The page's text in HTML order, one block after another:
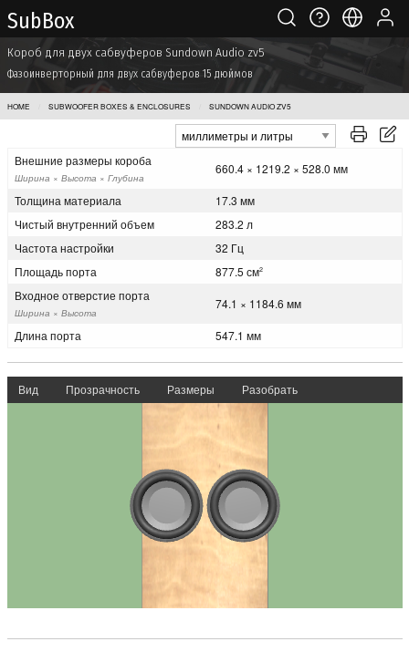
Sub Box
Короб для двух сабвуферов Sundown Audio zv5
Фазоинверторный для двух сабвуферов 15 дюймов
HOME SUBWOOFER BOXES & ENCLOSURES SUNDOWN AUDIO ZV5
Внешние размеры короба
Ширина × Высота × Глубина
660.4 × 1219.2 × 528.0 мм
Толщина материала
17.3 мм
Чистый внутренний объем
283.2 л
Частота настройки
32 Гц
Площадь порта
877.5 см2
Входное отверстие порта
Ширина × Высота
74.1 × 1184.6 мм
Длина порта 547.1 мм
Вид Прозрачность Размеры Разобрать